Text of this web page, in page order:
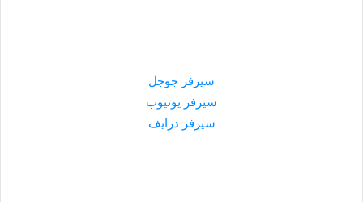
سيرفر جوجل
سيرفر يوتيوب
سيرفر درايف